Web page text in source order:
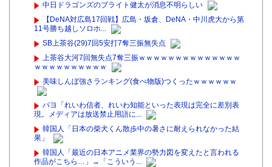
中日ドラゴンズのブライト健太が消息不明らしい
【DeNA対広島17回戦】広島・坂倉、DeNA・中川虎大から第
11号勝ち越しソロホ...
SB上茶谷(29)7回5安打7奪三振無失点
上茶谷大河7回無失点7奪三振ｗｗｗｗｗｗｗｗｗｗｗｗｗｗ
ｗｗｗｗｗｗｗｗｗｗ
美味しんぼ強さランキング(食べ物版)つくったｗｗｗｗｗｗ
パヨ「れいわ信者、れいわ知能といった表現は完全に差別表
現。メディアは放送禁止用語に...
韓国人「日本の柴犬くん散歩中の暑さに耐えられなかった結
果」
韓国人「最近の日本アニメ業界の勢力図を変えたと言われる
作品がこちら…」→「こういう...